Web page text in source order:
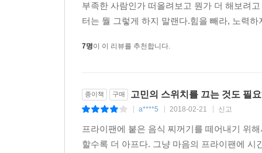
부족한 사람인가 떠올려보고 뭔가 더 해보려
터는 뭘 그렇게 하지 말랜다.힘을 빼라, 노력
7명이 이 리뷰를 추천합니다.
종이책 구매 고민의 스위치를 끄는 것도 필
a****5 2018-02-21 신고
프라이팬에 붙은 음식 찌꺼기를 떼어내기 위
할수록 더 아프다. 그냥 마음의 프라이팬에